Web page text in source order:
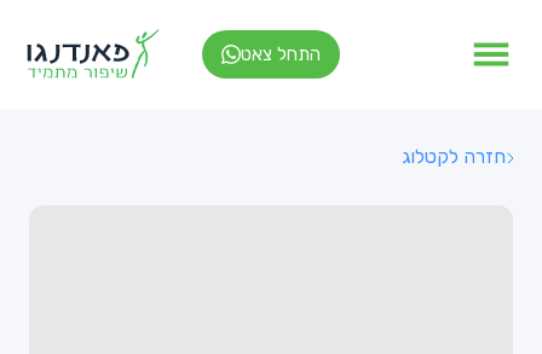
התחל צאט
חזרה לקטלוג